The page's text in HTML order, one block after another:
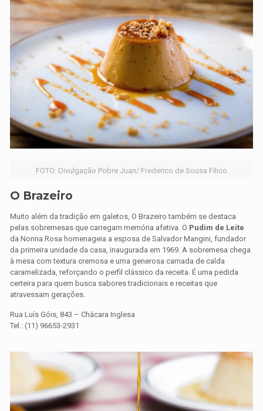
FOTO: Divulgação Pobre Juan/ Frederico de Sousa Filico
O Brazeiro
Muito além da tradição em galetos, O Brazeiro também se destaca
pelas sobremesas que carregam memória afetiva. O Pudim de Leite
da Nonna Rosa homenageia a esposa de Salvador Mangini, fundador
da primeira unidade da casa, inaugurada em 1969. A sobremesa chega
à mesa com textura cremosa e uma generosa camada de calda
caramelizada, reforçando o perfil clássico da receita. É uma pedida
certeira para quem busca sabores tradicionais e receitas que
atravessam gerações.
Rua Luís Góis, 843 – Chácara Inglesa
Tel.: (11) 96653-2931